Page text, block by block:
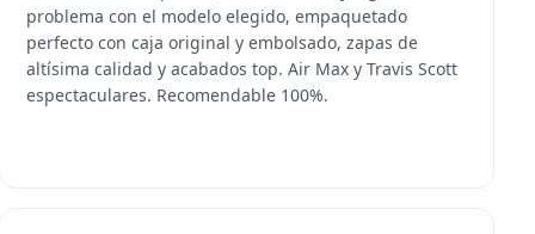
problema con el modelo elegido, empaquetado
perfecto con caja original y embolsado, zapas de
altísima calidad y acabados top. Air Max y Travis Scott
espectaculares. Recomendable 100%.